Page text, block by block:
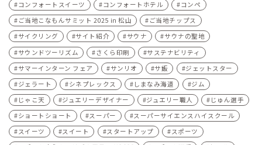
コンフォートスイーツ コンフォートホテル
コンペ
ご当地こなもんサミット 2025 in 松山
ご当地チップス
サイクリング
サイト紹介 サウナ
サウナの聖地
サウンドツーリズム
さくら印刷
サステナビリティ
サマーインターン フェア
サンリオ サ飯
ジェットスター
ジェラート
シネプレックス しまなみ海道
ジム
じゃこ天
ジュエリーデザイナー ジュエリー職人
じゅん選手
ショートショート
スーパー
スーパーサイエンスハイスクール
スイーツ
スイート スタートアップ
スポーツ